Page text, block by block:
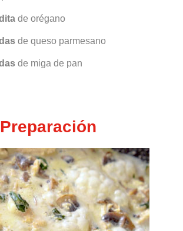
de orégano
de queso parmesano
de miga de pan
Preparación